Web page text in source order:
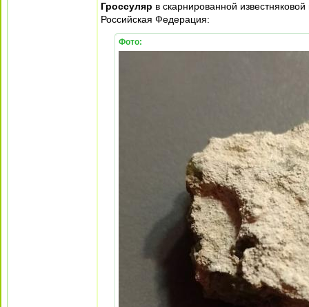
Гроссуляр в скарнированной
Российская Федерация:
Фото: